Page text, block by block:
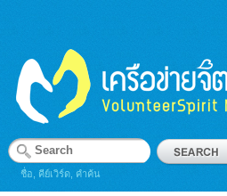
ชื่อ, คีย์เวิร์ด, คำค้น